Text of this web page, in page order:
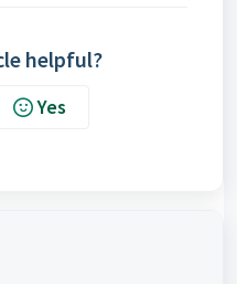
helpful?
Yes